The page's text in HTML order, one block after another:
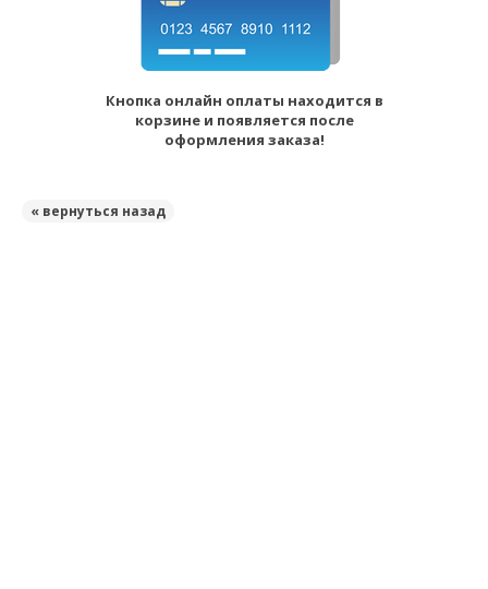
Кнопка онлайн оплаты находится в
корзине и появляется после
оформления заказа!
« вернуться назад